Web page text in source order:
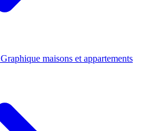
Graphique maisons et appartements